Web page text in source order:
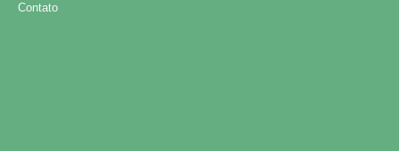
Contato